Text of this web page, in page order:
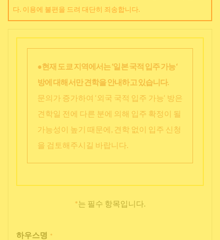
다. 이용에 불편을 드려 대단히 죄송합니다.
●현재 도쿄 지역에서는 ‘일본 국적 입주 가능‘
방에 대해서만 견학을 안내하고 있습니다.
문의가 증가하여 ‘외국 국적 입주 가능‘ 방은
견학일 전에 다른 분에 의해 입주 확정이 될
가능성이 높기 때문에, 견학 없이 입주 신청
을 검토해주시길 바랍니다.
*는 필수 항목입니다.
하우스명 *